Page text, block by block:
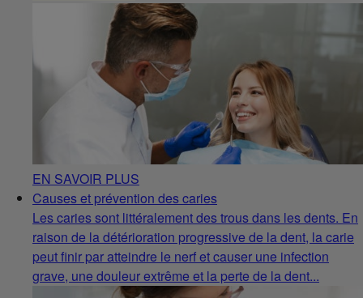
EN SAVOIR PLUS
Causes et prévention des caries
Les caries sont littéralement des trous dans les dents. En
raison de la détérioration progressive de la dent, la carie
peut finir par atteindre le nerf et causer une infection
grave, une douleur extrême et la perte de la dent...